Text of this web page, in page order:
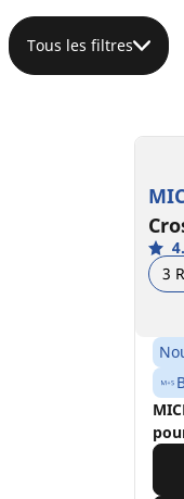
Tous les filtres
3